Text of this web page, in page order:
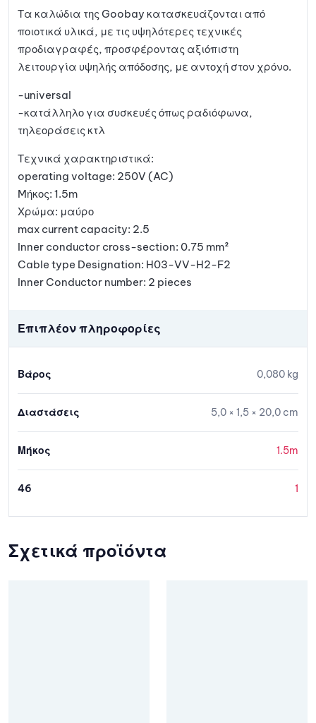
μένων
Τα καλώδια της Goobay κατασκευάζονται από
ποιοτικά υλικά, με τις υψηλότερες τεχνικές
προδιαγραφές, προσφέροντας αξιόπιστη
λειτουργία υψηλής απόδοσης, με αντοχή στον χρόνο.
-universal
-κατάλληλο για συσκευές όπως ραδιόφωνα,
τηλεοράσεις κτλ
Τεχνικά χαρακτηριστικά:
operating voltage: 250V (AC)
Mήκος: 1.5m
Χρώμα: μαύρο
max current capacity: 2.5
Inner conductor cross-section: 0.75 mm²
Cable type Designation: H03-VV-H2-F2
Inner Conductor number: 2 pieces
Επιπλέον πληροφορίες
Βάρος 0,080 kg
Διαστάσεις 5,0 × 1,5 × 20,0 cm
Μήκος 1.5m
46 1
Σχετικά προϊόντα